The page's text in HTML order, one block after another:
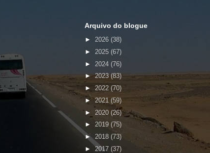
Arquivo do blogue
► 2026 (38)
► 2025 (67)
► 2024 (76)
►2023(83)
► 2022 (70)
► 2021 (59)
► 2020 (26)
► 2019 (75)
► 2018 (73)
► 2017 (37)